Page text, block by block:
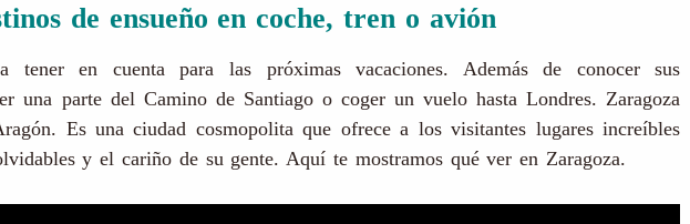
de ensueño en coche, tren o avión
tener en cuenta para las próximas vacaciones. Además de conocer sus
una parte del Camino de Santiago o coger un vuelo hasta Londres. Zaragoza
Es una ciudad cosmopolita que ofrece a los visitantes lugares increíbles
y el cariño de su gente. Aquí te mostramos qué ver en Zaragoza.